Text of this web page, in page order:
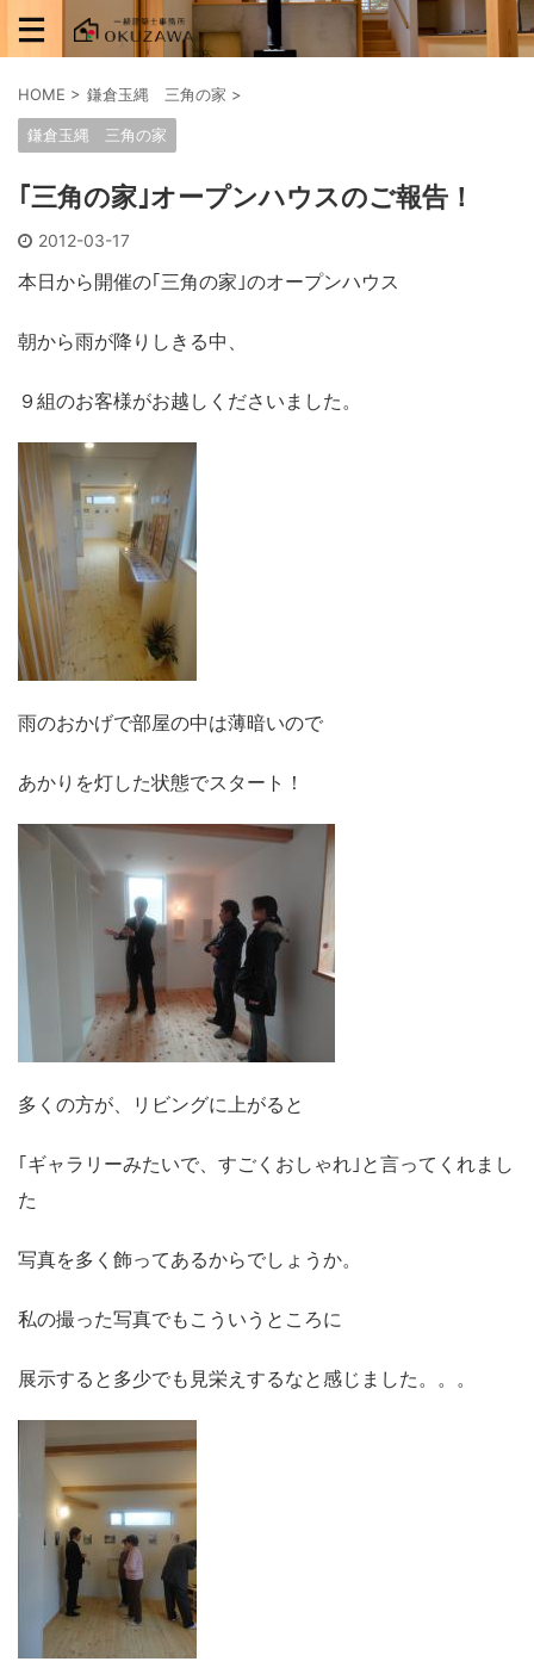
HOME > 鎌倉玉縄 三角の家 >
鎌倉玉縄 三角の家
｢三角の家｣オープンハウスのご報告！
2012-03-17
本日から開催の｢三角の家｣のオープンハウス
朝から雨が降りしきる中、
９組のお客様がお越しくださいました。
雨のおかげで部屋の中は薄暗いので
あかりを灯した状態でスタート！
多くの方が、リビングに上がると
｢ギャラリーみたいで、すごくおしゃれ｣と言ってくれまし
た
写真を多く飾ってあるからでしょうか。
私の撮った写真でもこういうところに
展示すると多少でも見栄えするなと感じました。。。